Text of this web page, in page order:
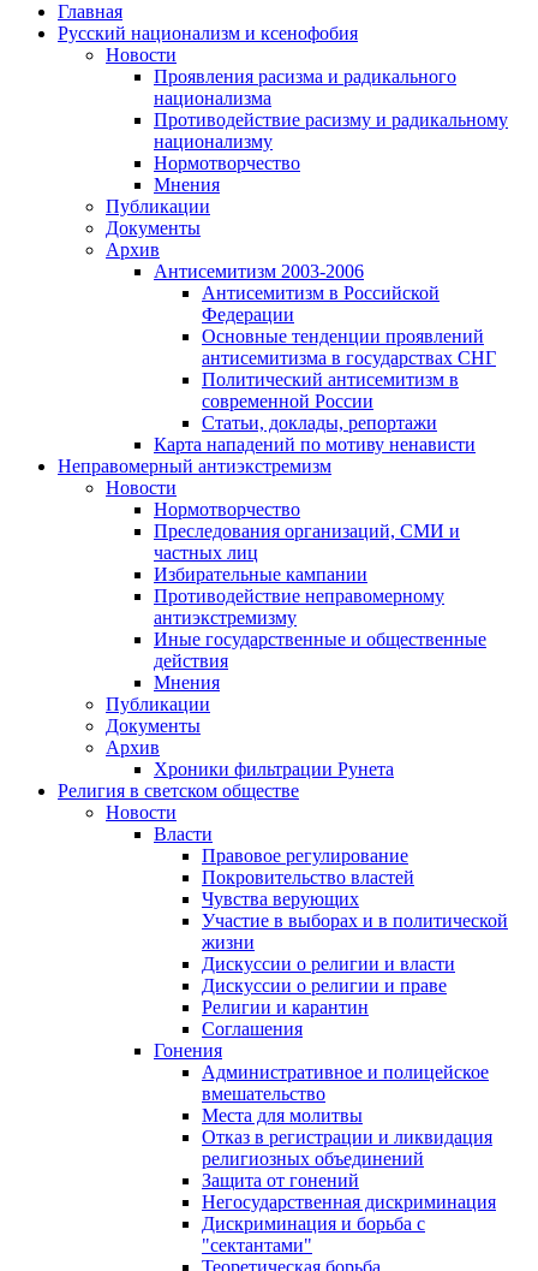
Главная
Русский национализм и ксенофобия
Новости
Проявления расизма и радикального
национализма
Противодействие расизму и радикальному
национализму
Нормотворчество
Мнения
Публикации
Документы
Архив
Антисемитизм 2003-2006
Антисемитизм в Российской
Федерации
Основные тенденции проявлений
антисемитизма в государствах СНГ
Политический антисемитизм в
современной России
Статьи, доклады, репортажи
Карта нападений по мотиву ненависти
Неправомерный антиэкстремизм
Новости
Нормотворчество
Преследования организаций, СМИ и
частных лиц
Избирательные кампании
Противодействие неправомерному
антиэкстремизму
Иные государственные и общественные
действия
Мнения
Публикации
Документы
Архив
Хроники фильтрации Рунета
Религия в светском обществе
Новости
Власти
Правовое регулирование
Покровительство властей
Чувства верующих
Участие в выборах и в политической
жизни
Дискуссии о религии и власти
Дискуссии о религии и праве
Религии и карантин
Соглашения
Гонения
Административное и полицейское
вмешательство
Места для молитвы
Отказ в регистрации и ликвидация
религиозных объединений
Защита от гонений
Негосударственная дискриминация
Дискриминация и борьба с
"сектантами"